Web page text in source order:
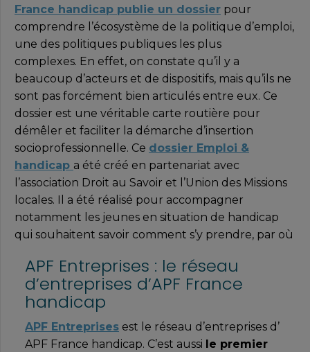
France handicap publie un dossier pour
comprendre l’écosystème de la politique d’emploi,
une des politiques publiques les plus
complexes. En effet, on constate qu’il y a
beaucoup d’acteurs et de dispositifs, mais qu’ils ne
sont pas forcément bien articulés entre eux. Ce
dossier est une véritable carte routière pour
démêler et faciliter la démarche d’insertion
socioprofessionnelle. Ce dossier Emploi &
handicap a été créé en partenariat avec
l’association Droit au Savoir et l’Union des Missions
locales. Il a été réalisé pour accompagner
notamment les jeunes en situation de handicap
qui souhaitent savoir comment s’y prendre, par où
accompagner dans leur cheminement, et quelles
démarches ils auront à mettre en place.
EN SAVOIR PLUS
APF Entreprises : le réseau
d’entreprises d’APF France
handicap
APF Entreprises est le réseau d’entreprises d’
APF France handicap. C’est aussi le premier